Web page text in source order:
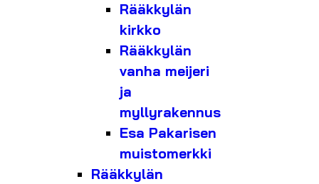
Rääkkylän
kirkko
Rääkkylän
vanha meijeri
ja
myllyrakennus
Esa Pakarisen
muistomerkki
Rääkkylän